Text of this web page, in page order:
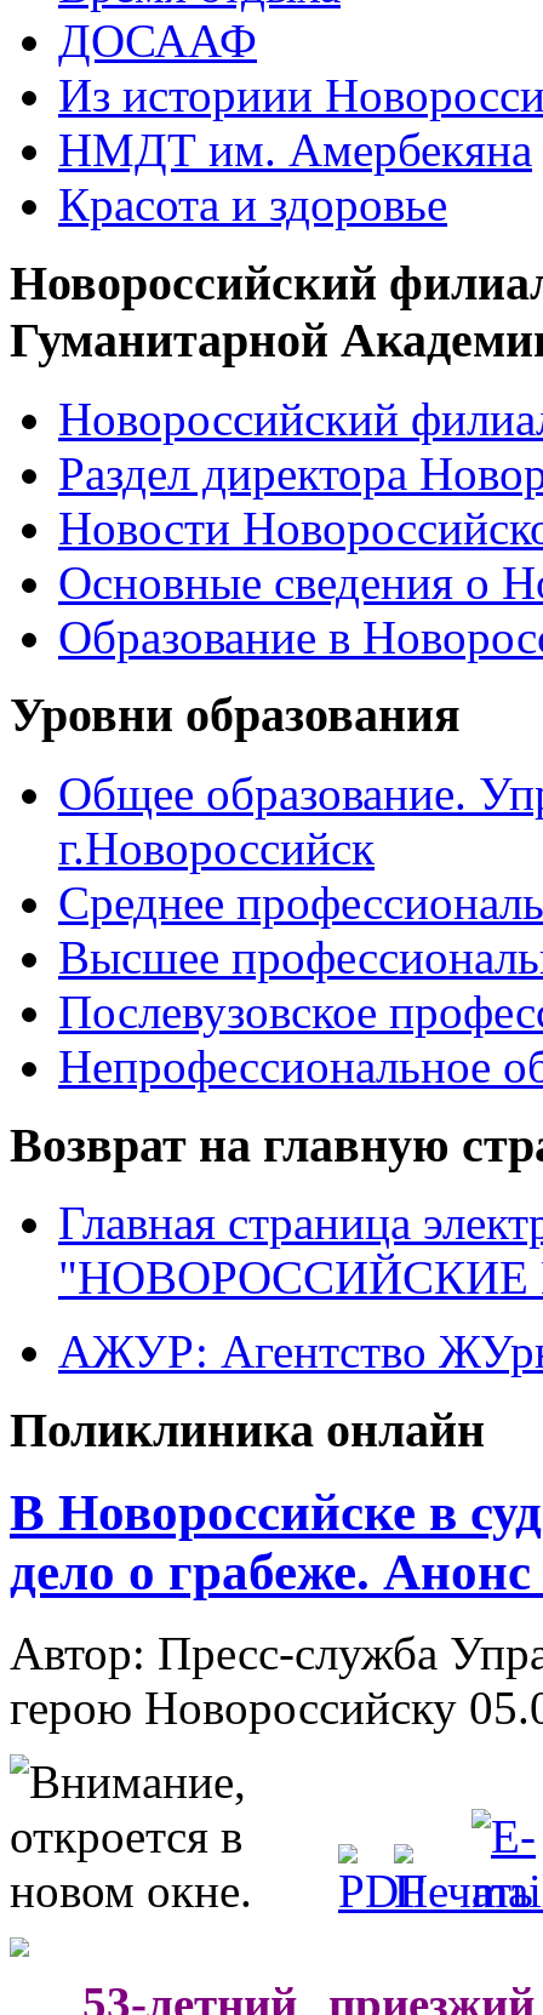
ДОСААФ
Из историии
НМДТ им. Амербекяна
Красота и здоровье
Новороссийский
Гуманитарной
Новороссийский
Раздел директора
Новости
Основные сведения о
Образование в
Уровни образования
Общее образование.
г.Новороссийск
Среднее
Высшее
Послевузовское
Непрофессиональное
Возврат на главную
Главная страница
"НОВОРОССИЙСКИЕ
АЖУР: Агентство
Поликлиника онлайн
В Новороссийске в
дело о грабеже.
Автор: Пресс-служба
герою Новороссийску
53-летний